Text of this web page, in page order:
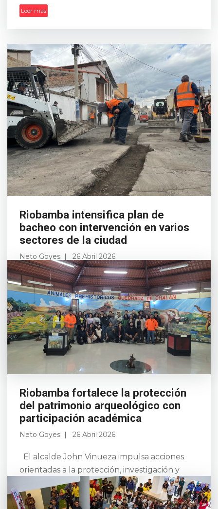
Leer más
Riobamba intensifica plan de
bacheo con intervención en varios
sectores de la ciudad
Neto Goyes 26 Abril 2026
La Alcaldía de Riobamba, a través de la
Dirección de Obras Públicas y Riobamba EP,
ejecutó este viernes 24 de abril una jornada
extendida de bacheo en la calle García
Moreno...
Leer más
Riobamba fortalece la protección
del patrimonio arqueológico con
participación académica
Neto Goyes 26 Abril 2026
El alcalde John Vinueza impulsa acciones
orientadas a la protección, investigación y
puesta en valor del patrimonio arqueológico
del cantón, consolidando a Riobamba como